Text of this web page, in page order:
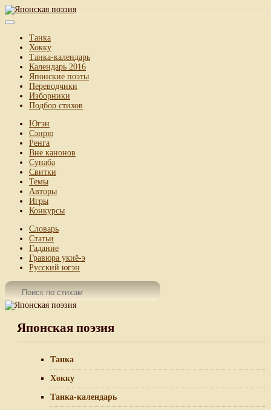
Танка
Хокку
Танка-календарь
Календарь 2016
Японские поэты
Переводчики
Изборники
Подбор стихов
Югэн
Сэнрю
Ренга
Вне канонов
Сунаба
Свитки
Темы
Авторы
Игры
Конкурсы
Словарь
Статьи
Гадание
Гравюра укиё-э
Русский югэн
Японская поэзия
Танка
Хокку
Танка-календарь